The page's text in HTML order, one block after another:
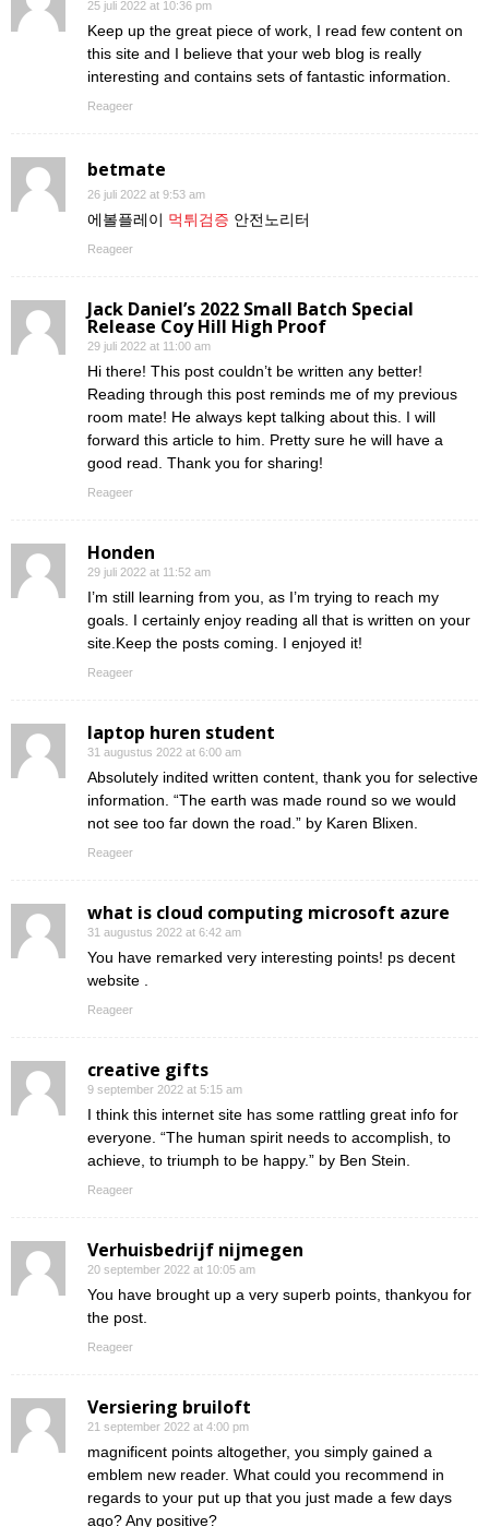
25 juli 2022 at 10:36 pm
Keep up the great piece of work, I read few content on
this site and I believe that your web blog is really
interesting and contains sets of fantastic information.
Reageer
betmate
26 juli 2022 at 9:53 am
에볼플레이 먹튀검증 안전노리터
Reageer
Jack Daniel’s 2022 Small Batch Special
Release Coy Hill High Proof
29 juli 2022 at 11:00 am
Hi there! This post couldn’t be written any better!
Reading through this post reminds me of my previous
room mate! He always kept talking about this. I will
forward this article to him. Pretty sure he will have a
good read. Thank you for sharing!
Reageer
Honden
29 juli 2022 at 11:52 am
I’m still learning from you, as I’m trying to reach my
goals. I certainly enjoy reading all that is written on your
site.Keep the posts coming. I enjoyed it!
Reageer
laptop huren student
31 augustus 2022 at 6:00 am
Absolutely indited written content, thank you for selective
information. “The earth was made round so we would
not see too far down the road.” by Karen Blixen.
Reageer
what is cloud computing microsoft azure
31 augustus 2022 at 6:42 am
You have remarked very interesting points! ps decent
website .
Reageer
creative gifts
9 september 2022 at 5:15 am
I think this internet site has some rattling great info for
everyone. “The human spirit needs to accomplish, to
achieve, to triumph to be happy.” by Ben Stein.
Reageer
Verhuisbedrijf nijmegen
20 september 2022 at 10:05 am
You have brought up a very superb points, thankyou for
the post.
Reageer
Versiering bruiloft
21 september 2022 at 4:00 pm
magnificent points altogether, you simply gained a
emblem new reader. What could you recommend in
regards to your put up that you just made a few days
ago? Any positive?